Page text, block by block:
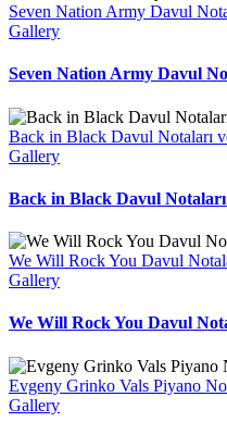
Seven Nation Army Davul
Gallery
Seven Nation Army Davul
Back in Black Davul Notaları
Gallery
Back in Black Davul Notaları
We Will Rock You Davul
Gallery
We Will Rock You Davul
Evgeny Grinko Vals Piyano
Gallery